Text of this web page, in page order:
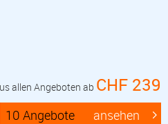
allen Angeboten ab CHF 239
10 Angebote ansehen